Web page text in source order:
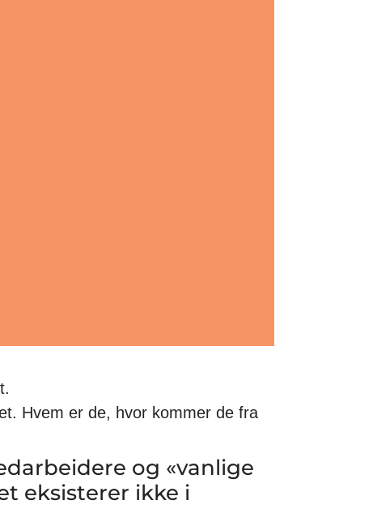
Hvem er de, hvor kommer de fra
og «vanlige
eksisterer ikke i